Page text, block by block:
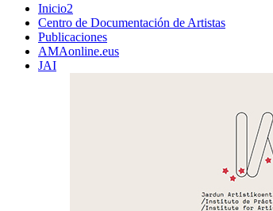
Inicio2
Centro de Documentación de Artistas
Publicaciones
AMAonline.eus
JAI